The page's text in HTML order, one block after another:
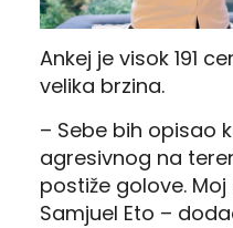
Ankej je visok 191
velika brzina.
– Sebe bih opisao
agresivnog na
postiže golove.
Samjuel Eto –